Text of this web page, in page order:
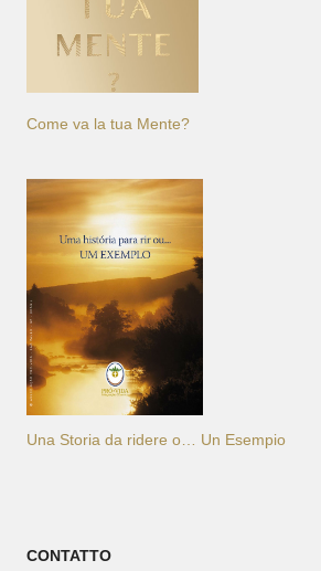
Come va la tua Mente?
Una Storia da ridere o… Un Esempio
CONTATTO